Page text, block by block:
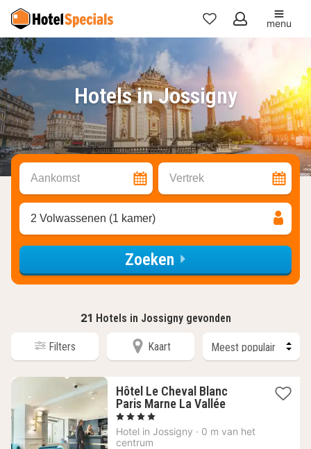
Mijn
favorieten
menu
Hotels in Jossigny
Aankomst Vertrek
2 Volwassenen (1 kamer)
Zoeken
21 Hotels in Jossigny gevonden
Filters Kaart
Hôtel Le Cheval Blanc
Paris Marne La Vallée1
vanaf
, 4 Sterren
Hotel in Jossigny · 0 m van het
centrum